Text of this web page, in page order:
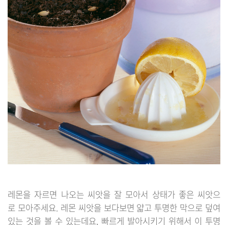
레몬을 자르면 나오는 씨앗을 잘 모아서 상태가 좋은 씨앗으
로 모아주세요. 레몬 씨앗을 보다보면 얇고 투명한 막으로 덮여
있는 것을 볼 수 있는데요, 빠르게 발아시키기 위해서 이 투명